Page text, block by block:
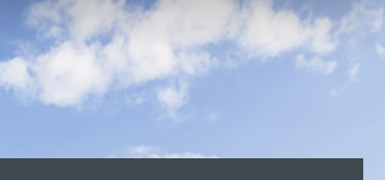
Romunija
Ukrajina
Švica